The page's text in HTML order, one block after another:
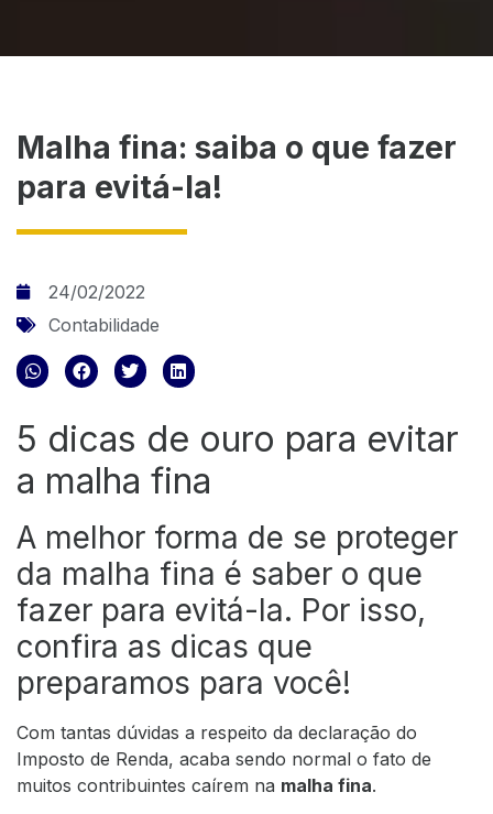
Malha fina: saiba o que fazer
para evitá-la!
24/02/2022
Contabilidade
5 dicas de ouro para evitar
a malha fina
A melhor forma de se proteger
da malha fina é saber o que
fazer para evitá-la. Por isso,
confira as dicas que
preparamos para você!
Com tantas dúvidas a respeito da declaração do
Imposto de Renda, acaba sendo normal o fato de
muitos contribuintes caírem na malha fina.